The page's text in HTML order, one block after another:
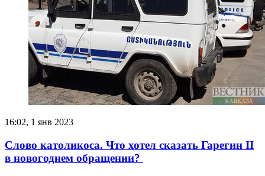
16:02, 1 янв 2023
Слово католикоса. Что хотел сказать Гарегин II
в новогоднем обращении?